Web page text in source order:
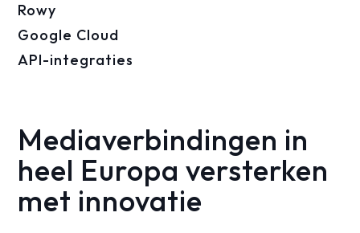
Rowy
Google Cloud
API-integraties
Mediaverbindingen in
heel Europa versterken
met innovatie